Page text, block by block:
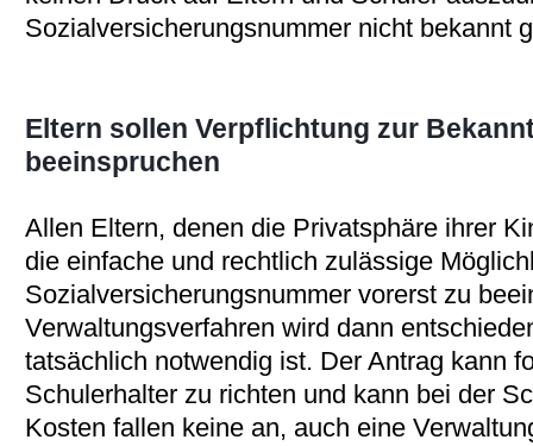
Sozialversicherungsnummer nicht bekannt
Eltern sollen Verpflichtung zur
beeinspruchen
Allen Eltern, denen die Privatsphäre ihrer
die einfache und rechtlich zulässige
Sozialversicherungsnummer vorerst zu
Verwaltungsverfahren wird dann
tatsächlich notwendig ist. Der Antrag kann
Schulerhalter zu richten und kann bei der
Kosten fallen keine an, auch eine